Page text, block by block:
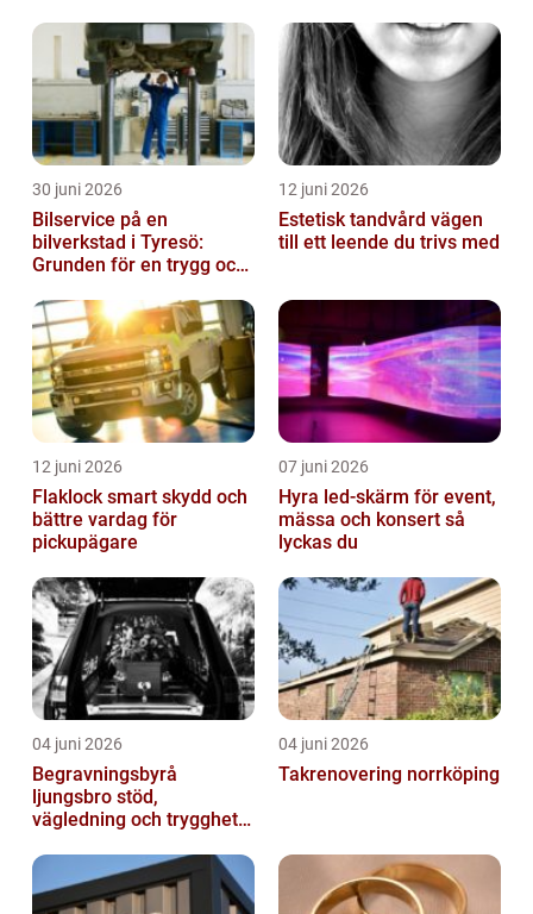
30 juni 2026
Bilservice på en
bilverkstad i Tyresö:
Grunden för en trygg och
12 juni 2026
Estetisk tandvård vägen
till ett leende du trivs med
12 juni 2026
Flaklock smart skydd och
bättre vardag för
pickupägare
07 juni 2026
Hyra led-skärm för event,
mässa och konsert så
lyckas du
04 juni 2026
Begravningsbyrå
ljungsbro stöd,
vägledning och trygghet
04 juni 2026
Takrenovering norrköping